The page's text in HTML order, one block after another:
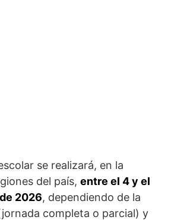
se realizará, en la
del país, entre el 4 y el
2026, dependiendo de la
completa o parcial) y